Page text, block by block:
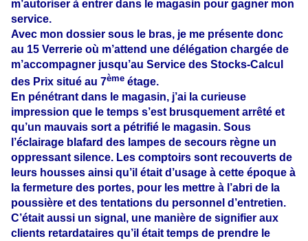
m’autoriser à entrer dans le magasin pour gagner mon
service.
Avec mon dossier sous le bras, je me présente donc
au 15 Verrerie où m’attend une délégation chargée de
m’accompagner jusqu’au Service des Stocks-Calcul
des Prix situé au 7ème étage.
En pénétrant dans le magasin, j’ai la curieuse
impression que le temps s’est brusquement arrêté et
qu’un mauvais sort a pétrifié le magasin. Sous
l’éclairage blafard des lampes de secours règne un
oppressant silence. Les comptoirs sont recouverts de
leurs housses ainsi qu’il était d’usage à cette époque à
la fermeture des portes, pour les mettre à l’abri de la
poussière et des tentations du personnel d’entretien.
C’était aussi un signal, une manière de signifier aux
clients retardataires qu’il était temps de prendre le